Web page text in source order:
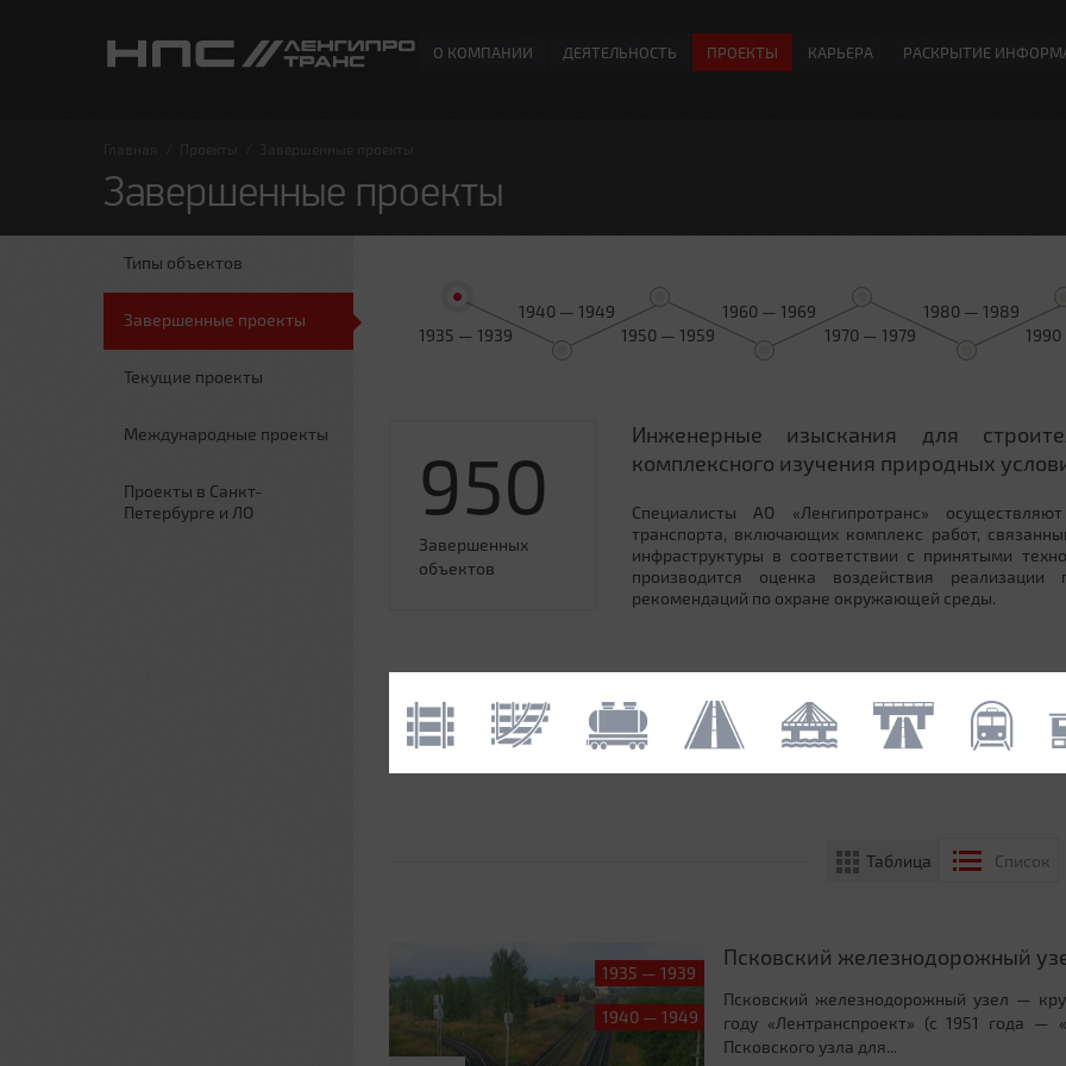
О КОМПАНИИ ДЕЯТЕЛЬНОСТЬ ПРОЕКТЫ КАРЬЕРА РАСКРЫТИЕ
Главная Проекты Завершенные проекты
Завершенные проекты
Типы объектов
Завершенные проекты
Текущие проекты
Международные проекты
Проекты в Санкт-
Петербурге и ЛО
1935 — 1939
1940 — 1949
1950 — 1959
1960 — 1969
1970 — 1979
1980 — 1989
950
Завершенных
объектов
Инженерные изыскания для
комплексного изучения природных
Специалисты АО «Ленгипротранс»
транспорта, включающих комплекс работ,
инфраструктуры в соответствии с принятыми
производится оценка воздействия
рекомендаций по охране окружающей среды.
Таблица Список
1935 — 1939
1940 — 1949
Псковский железнодорожный
Псковский железнодорожный узел —
году «Лентранспроект» (с 1951 года —
Псковского узла для...